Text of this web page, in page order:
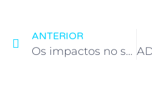
ANTERIOR
Os impactos no setor público da pandemia da COVID-19